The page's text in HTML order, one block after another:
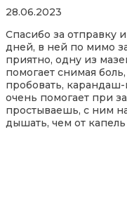
Rated
out
of
5
28.06.2023
Спасибо за отправку
дней, в ней по мимо
приятно, одну из
помогает снимая
пробовать,
очень помогает при
простываешь, с ним
дышать, чем от капель